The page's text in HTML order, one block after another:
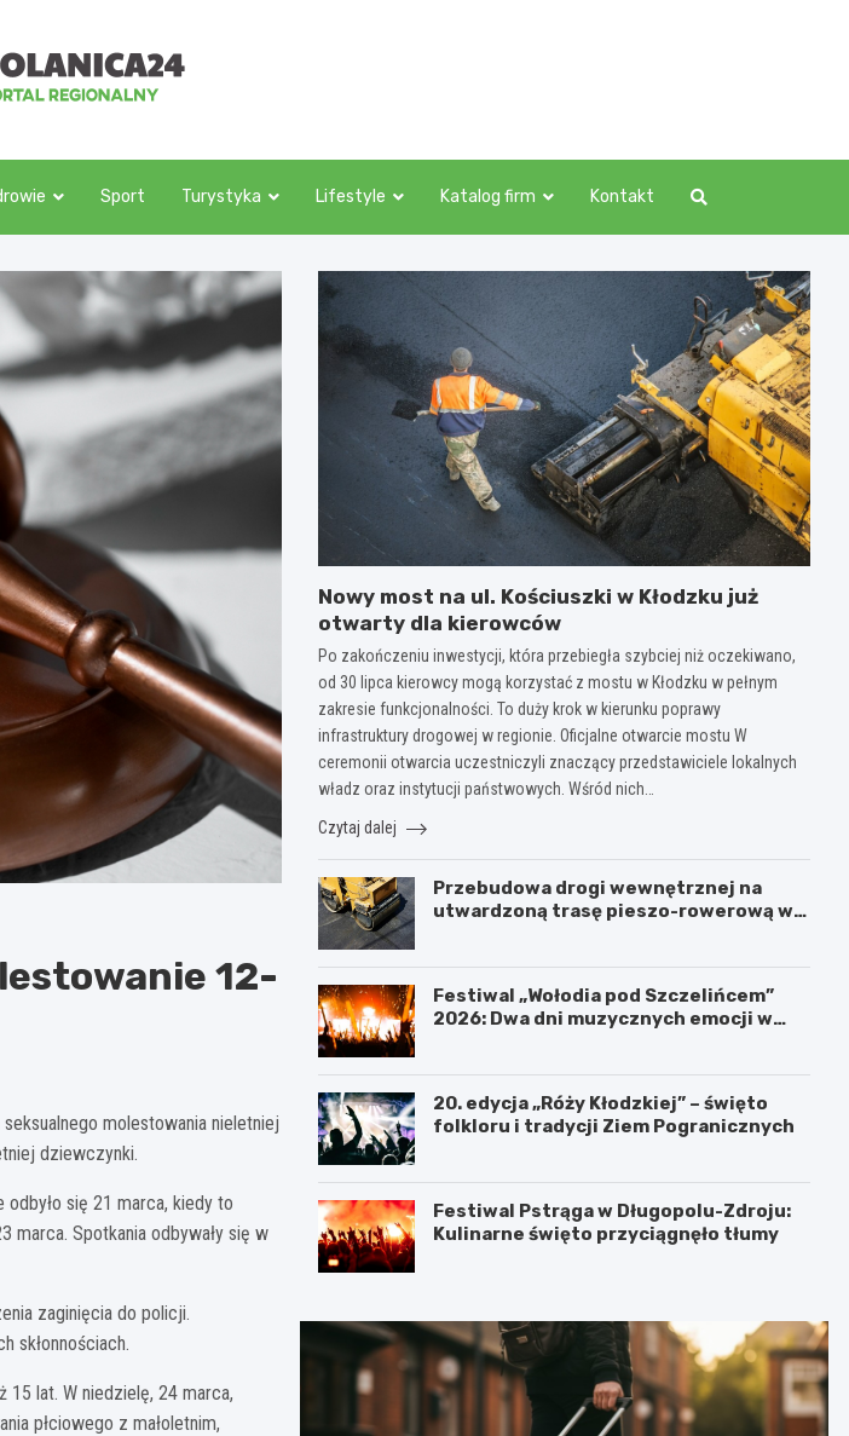
Sport Turystyka Lifestyle Katalog firm Kontakt
12-
molestowania nieletniej
dziewczynki.
się 21 marca, kiedy to
marca. Spotkania odbywały się w
zaginięcia do policji.
skłonnościach.
15 lat. W niedzielę, 24 marca,
płciowego z małoletnim,
Nowy most na ul. Kościuszki w Kłodzku już
otwarty dla kierowców
Po zakończeniu inwestycji, która przebiegła szybciej niż oczekiwano,
od 30 lipca kierowcy mogą korzystać z mostu w Kłodzku w pełnym
zakresie funkcjonalności. To duży krok w kierunku poprawy
infrastruktury drogowej w regionie. Oficjalne otwarcie mostu W
ceremonii otwarcia uczestniczyli znaczący przedstawiciele lokalnych
władz oraz instytucji państwowych. Wśród nich…
Czytaj dalej
Przebudowa drogi wewnętrznej na
utwardzoną trasę pieszo-rowerową w
Festiwal „Wołodia pod Szczelińcem”
2026: Dwa dni muzycznych emocji w
20. edycja „Róży Kłodzkiej” – święto
folkloru i tradycji Ziem Pogranicznych
Festiwal Pstrąga w Długopolu-Zdroju:
Kulinarne święto przyciągnęło tłumy